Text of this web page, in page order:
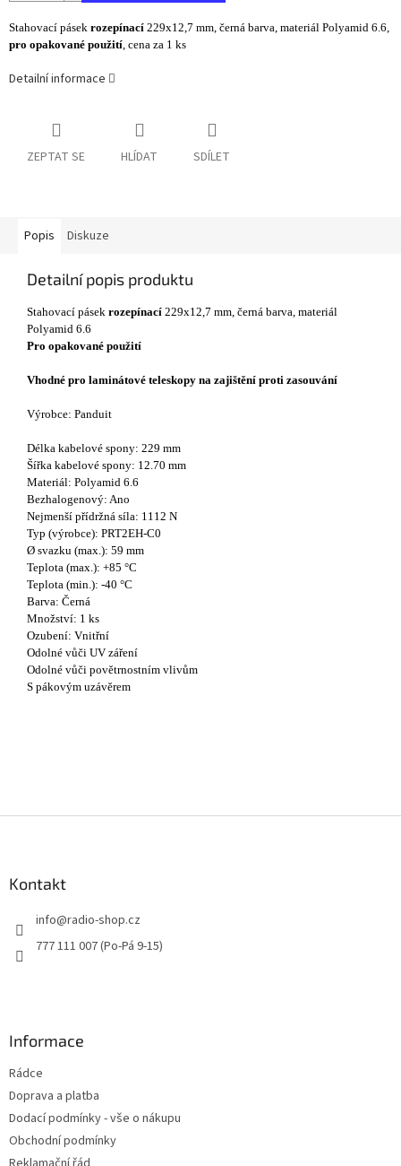
Stahovací pásek rozepínací 229x12,7 mm, černá barva, materiál Polyamid 6.6,
pro opakované použití, cena za 1 ks
Detailní informace
ZEPTAT SE HLÍDAT SDÍLET
Popis Diskuze
Detailní popis produktu
Stahovací pásek rozepínací 229x12,7 mm, černá barva, materiál
Polyamid 6.6
Pro opakované použití
Vhodné pro laminátové teleskopy na zajištění proti zasouvání
Výrobce: Panduit
Délka kabelové spony: 229 mm
Šířka kabelové spony: 12.70 mm
Materiál: Polyamid 6.6
Bezhalogenový: Ano
Nejmenší přídržná síla: 1112 N
Typ (výrobce): PRT2EH-C0
Ø svazku (max.): 59 mm
Teplota (max.): +85 °C
Teplota (min.): -40 °C
Barva: Černá
Množství: 1 ks
Ozubení: Vnitřní
Odolné vůči UV záření
Odolné vůči povětrnostním vlivům
S pákovým uzávěrem
Kontakt
info@radio-shop.cz
777 111 007 (Po-Pá 9-15)
Informace
Rádce
Doprava a platba
Dodací podmínky - vše o nákupu
Obchodní podmínky